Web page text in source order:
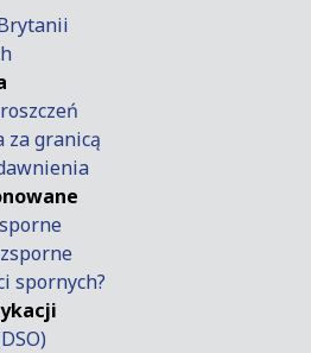
za granicą
spornych?